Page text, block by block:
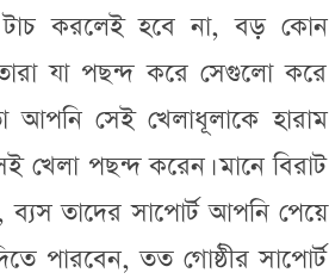
টাচ করলেই হবে না, বড় কোন
যা পছন্দ করে সেগুলো করে
আপনি সেই খেলাধূলাকে হারাম
খেলা পছন্দ করেন। মানে বিরাট
ব্যস তাদের সাপোর্ট আপনি পেয়ে
পারবেন, তত গোষ্ঠীর সাপোর্ট